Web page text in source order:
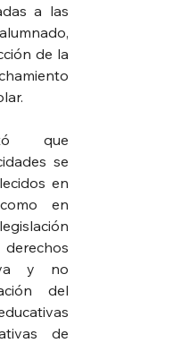
a las
de la
que
se
en
en
y no
del
de